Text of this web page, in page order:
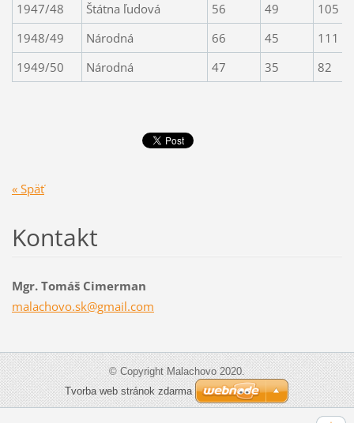
1947/48
Štátna ľudová 56 49
105
1948/49
Národná 66 45
111
1949/50
Národná 47 35 82
« Späť
Kontakt
Mgr. Tomáš Cimerman
malachovo.sk@gmail.com
© Copyright Malachovo 2020.
Tvorba web stránok zdarma